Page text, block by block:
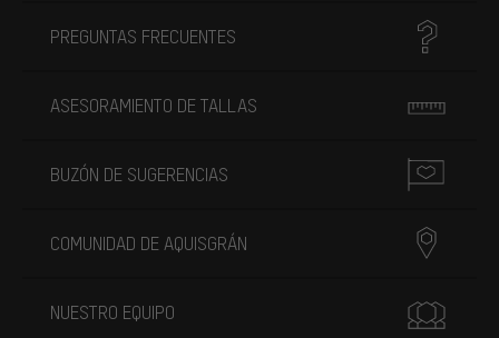
PREGUNTAS FRECUENTES
ASESORAMIENTO DE TALLAS
BUZÓN DE SUGERENCIAS
COMUNIDAD DE AQUISGRÁN
NUESTRO EQUIPO